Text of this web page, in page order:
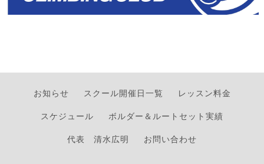
お知らせ スクール開催日一覧
レッスン料金
スケジュール
ボルダー＆ルートセット実績
代表 清水広明
お問い合わせ